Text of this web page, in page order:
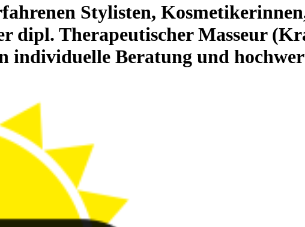
Stylisten,
dipl. Therapeutischer Masseur
individuelle Beratung und